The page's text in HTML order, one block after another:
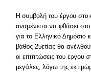
Η συμβολή του έργου
αναμένεται να φθάσει
για το Ελληνικό Δημόσιο
βάθος 25ετίας θα
οι επιπτώσεις του εργου
μεγάλες, λόγω της